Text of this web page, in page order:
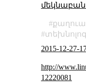
2015-12-27-
http://
12220081